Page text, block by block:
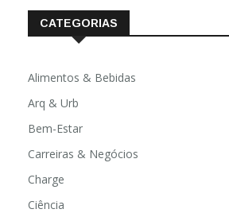
CATEGORIAS
Alimentos & Bebidas
Arq & Urb
Bem-Estar
Carreiras & Negócios
Charge
Ciência